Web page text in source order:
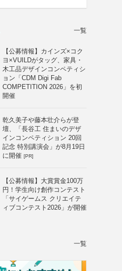
一覧
【公募情報】カインズ×コク
ヨ×VUILDがタッグ、家具・
木工品デザインコンペティシ
ョン「CDM Digi Fab
COMPETITION 2026」を初
開催
乾久美子や藤本壮介らが登
壇、「長谷工 住まいのデザ
インコンペティション 20回
記念 特別講演会」が8月19日
に開催 [PR]
【公募情報】大賞賞金100万
円！学生向け創作コンテスト
「サイゲームス クリエイテ
ィブコンテスト2026」が開催
一覧